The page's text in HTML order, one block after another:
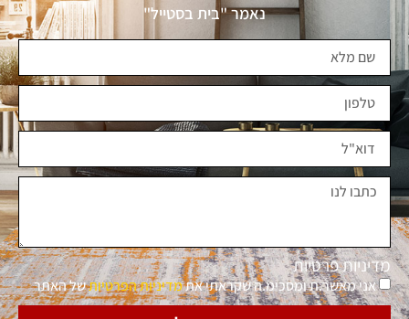
נאמר "בית בסטייל"
מדיניות פרטיות
אני מאשר.ת ומסכימ.ה שקראתי אתמדיניות הפרטיותשל האתר